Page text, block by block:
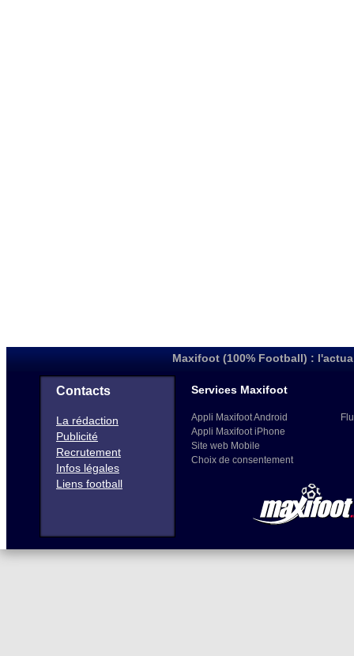
Maxifoot (100% Football) :
Contacts
La rédaction
Publicité
Recrutement
Infos légales
Liens football
Services Maxifoot
Appli Maxifoot Android
Appli Maxifoot iPhone
Site web Mobile
Choix de consentement